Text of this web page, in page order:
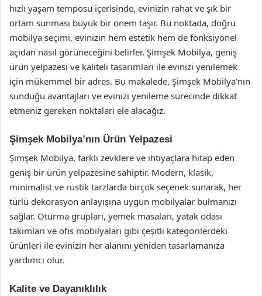
hızlı yaşam temposu içerisinde, evinizin rahat ve şık bir
ortam sunması büyük bir önem taşır. Bu noktada, doğru
mobilya seçimi, evinizin hem estetik hem de fonksiyonel
açıdan nasıl görüneceğini belirler. Şimşek Mobilya, geniş
ürün yelpazesi ve kaliteli tasarımları ile evinizi yenilemek
için mükemmel bir adres. Bu makalede, Şimşek Mobilya’nın
sunduğu avantajları ve evinizi yenileme sürecinde dikkat
etmeniz gereken noktaları ele alacağız.
Şimşek Mobilya’nın Ürün Yelpazesi
Şimşek Mobilya, farklı zevklere ve ihtiyaçlara hitap eden
geniş bir ürün yelpazesine sahiptir. Modern, klasik,
minimalist ve rustik tarzlarda birçok seçenek sunarak, her
türlü dekorasyon anlayışına uygun mobilyalar bulmanızı
sağlar. Oturma grupları, yemek masaları, yatak odası
takımları ve ofis mobilyaları gibi çeşitli kategorilerdeki
ürünleri ile evinizin her alanını yeniden tasarlamanıza
yardımcı olur.
Kalite ve Dayanıklılık